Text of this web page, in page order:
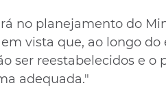
no planejamento do
vista que, ao longo
ser reestabelecidos e o
adequada."